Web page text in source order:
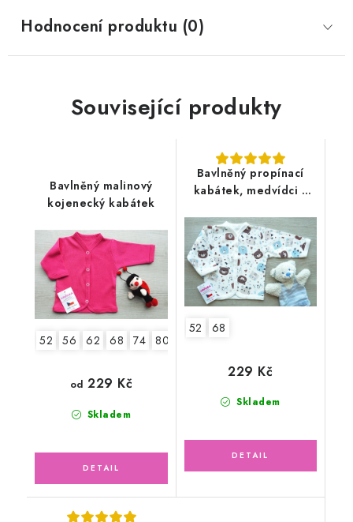
Hodnocení produktu (0)
Související produkty
Bavlněný malinový
kojenecký kabátek
52 56 62 68 74 80
Skladem
od 229 Kč
Bavlněný propínací
kabátek, medvídci s
52 68
Skladem
229 Kč